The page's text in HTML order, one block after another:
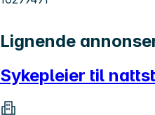
Lignende
Sykepleier til